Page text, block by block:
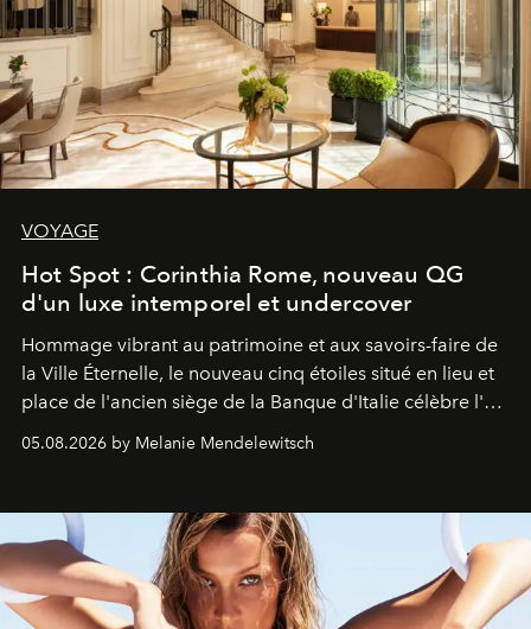
VOYAGE
Hot Spot : Corinthia Rome, nouveau QG
d'un luxe intemporel et undercover
Hommage vibrant au patrimoine et aux savoirs-faire de
la Ville Éternelle, le nouveau cinq étoiles situé en lieu et
place de l'ancien siège de la Banque d'Italie célèbre l'art
05.08.2026 by Melanie Mendelewitsch